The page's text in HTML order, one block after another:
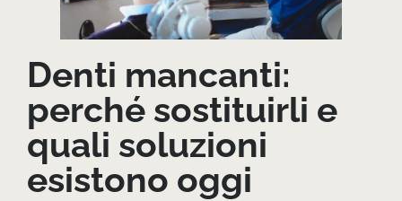
Denti mancanti:
perché sostituirli e
quali soluzioni
esistono oggi